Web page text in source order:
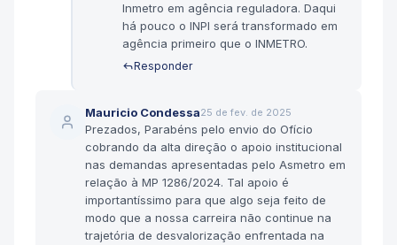
Inmetro em agência reguladora. Daqui
há pouco o INPI será transformado em
agência primeiro que o INMETRO.
Responder
Mauricio Condessa25 de fev. de 2025
Prezados, Parabéns pelo envio do Ofício
cobrando da alta direção o apoio institucional
nas demandas apresentadas pelo Asmetro em
relação à MP 1286/2024. Tal apoio é
importantíssimo para que algo seja feito de
modo que a nossa carreira não continue na
trajetória de desvalorização enfrentada na